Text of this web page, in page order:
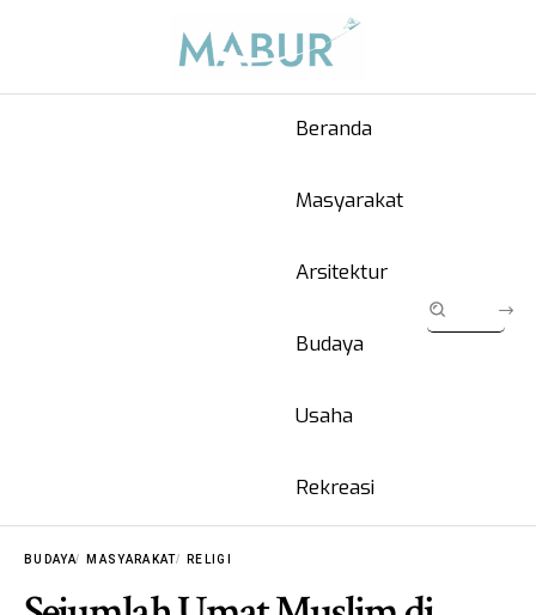
Beranda
Masyarakat
Arsitektur
Budaya
Usaha
Rekreasi
BUDAYA MASYARAKAT RELIGI